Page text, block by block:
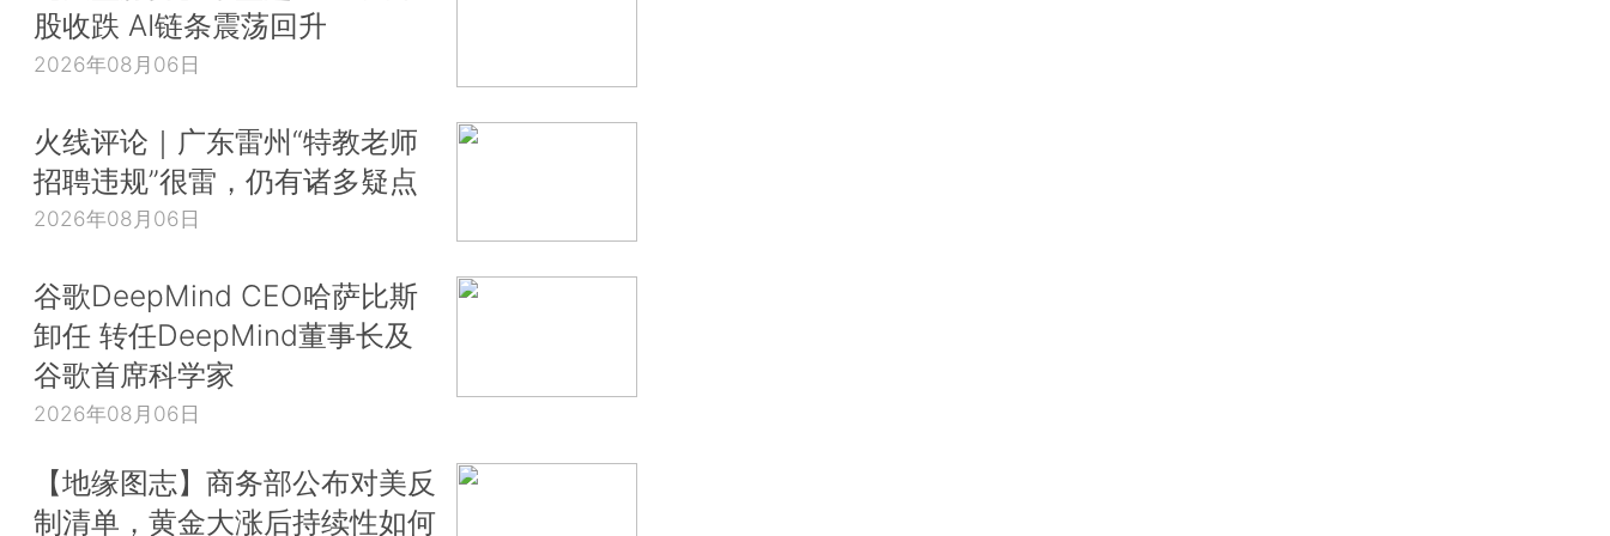
股收跌 AI链条震荡回升
2026年08月06日
火线评论｜广东雷州“特教老师
招聘违规”很雷，仍有诸多疑点
2026年08月06日
谷歌DeepMind CEO哈萨比斯
卸任 转任DeepMind董事长及
谷歌首席科学家
2026年08月06日
【地缘图志】商务部公布对美反
制清单，黄金大涨后持续性如何